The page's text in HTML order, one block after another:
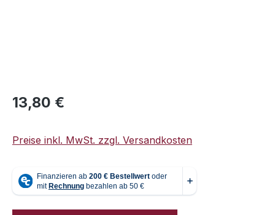
Regulärer Preis:
13,80 €
Preise inkl. MwSt. zzgl. Versandkosten